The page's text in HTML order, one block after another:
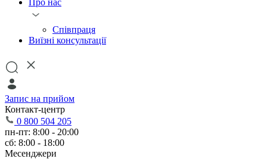
Про нас
Співпраця
Виїзні консультації
Запис на прийом
Контакт-центр
0 800 504 205
пн-пт: 8:00 - 20:00
сб: 8:00 - 18:00
Месенджери